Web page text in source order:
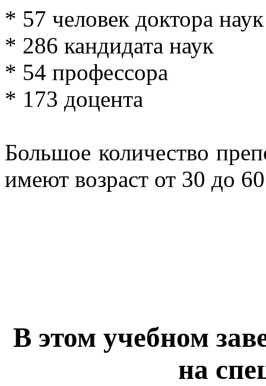
* 57 человек доктора наук
* 286 кандидата наук
* 54 профессора
* 173 доцента
Большое количество
имеют возраст от 30 до
В этом учебном
на